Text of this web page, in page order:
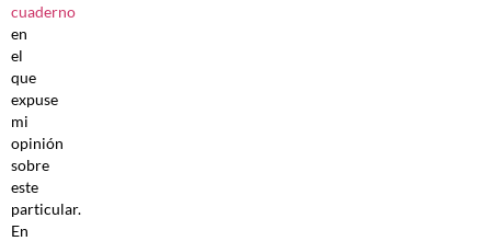
cuaderno
en
el
que
expuse
mi
opinión
sobre
este
particular.
En